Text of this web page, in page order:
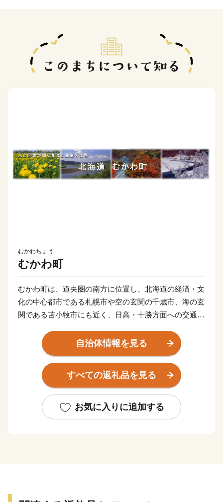
むかわちょう
むかわ町
むかわ町は、道央圏の南方に位置し、北海道の経済・文
化の中心都市である札幌市や空の玄関の千歳市、海の玄
関である苫小牧市にも近く、日高・十勝方面への交通の
面積が、旧鵡川町が164.88平方キロメートル、旧穂別町
が546.48平方キロメートル、2町合わせて711.36平方キ
ロメートルであり、細長い地形をしています。
東西及び北部の三方が日高山脈系の外縁部に囲まれ、南
川鵡川が南北に縦走しており、海・山・川そして平地と
多彩な自然環境に恵まれています。
自治体情報を見る
すべての返礼品を見る
お気に入りに追加する